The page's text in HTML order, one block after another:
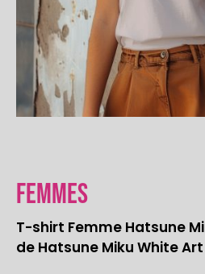
Femmes
T-shirt Femme Hatsune
de Hatsune Miku White Art